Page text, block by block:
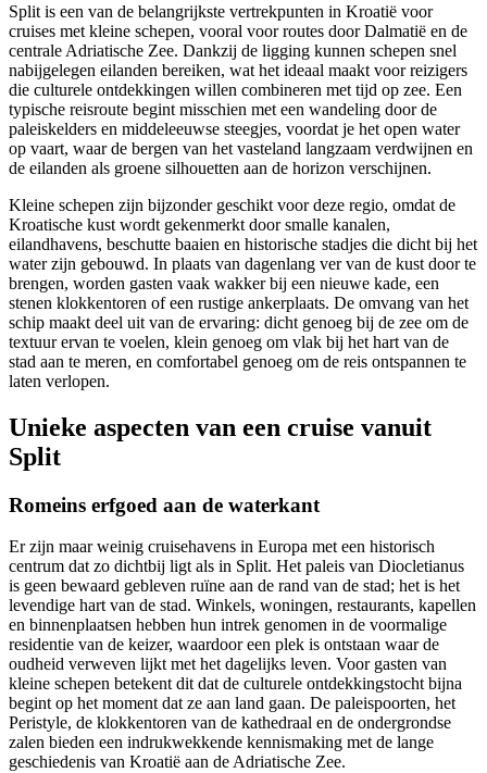
Split is een van de belangrijkste vertrekpunten in Kroatië voor
cruises met kleine schepen, vooral voor routes door Dalmatië en de
centrale Adriatische Zee. Dankzij de ligging kunnen schepen snel
nabijgelegen eilanden bereiken, wat het ideaal maakt voor reizigers
die culturele ontdekkingen willen combineren met tijd op zee. Een
typische reisroute begint misschien met een wandeling door de
paleiskelders en middeleeuwse steegjes, voordat je het open water
op vaart, waar de bergen van het vasteland langzaam verdwijnen en
de eilanden als groene silhouetten aan de horizon verschijnen.
Kleine schepen zijn bijzonder geschikt voor deze regio, omdat de
Kroatische kust wordt gekenmerkt door smalle kanalen,
eilandhavens, beschutte baaien en historische stadjes die dicht bij het
water zijn gebouwd. In plaats van dagenlang ver van de kust door te
brengen, worden gasten vaak wakker bij een nieuwe kade, een
stenen klokkentoren of een rustige ankerplaats. De omvang van het
schip maakt deel uit van de ervaring: dicht genoeg bij de zee om de
textuur ervan te voelen, klein genoeg om vlak bij het hart van de
stad aan te meren, en comfortabel genoeg om de reis ontspannen te
laten verlopen.
Unieke aspecten van een cruise vanuit
Split
Romeins erfgoed aan de waterkant
Er zijn maar weinig cruisehavens in Europa met een historisch
centrum dat zo dichtbij ligt als in Split. Het paleis van Diocletianus
is geen bewaard gebleven ruïne aan de rand van de stad; het is het
levendige hart van de stad. Winkels, woningen, restaurants, kapellen
en binnenplaatsen hebben hun intrek genomen in de voormalige
residentie van de keizer, waardoor een plek is ontstaan waar de
oudheid verweven lijkt met het dagelijks leven. Voor gasten van
kleine schepen betekent dit dat de culturele ontdekkingstocht bijna
begint op het moment dat ze aan land gaan. De paleispoorten, het
Peristyle, de klokkentoren van de kathedraal en de ondergrondse
zalen bieden een indrukwekkende kennismaking met de lange
geschiedenis van Kroatië aan de Adriatische Zee.